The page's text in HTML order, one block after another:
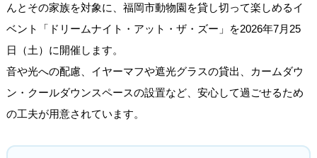
んとその家族を対象に、福岡市動物園を貸し切って楽しめるイ
ベント「ドリームナイト・アット・ザ・ズー」を2026年7月25
日（土）に開催します。
音や光への配慮、イヤーマフや遮光グラスの貸出、カームダウ
ン・クールダウンスペースの設置など、安心して過ごせるため
の工夫が用意されています。